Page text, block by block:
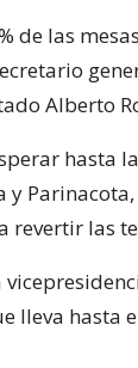
de las
Alberto
hasta
y
revertir las
lleva hasta